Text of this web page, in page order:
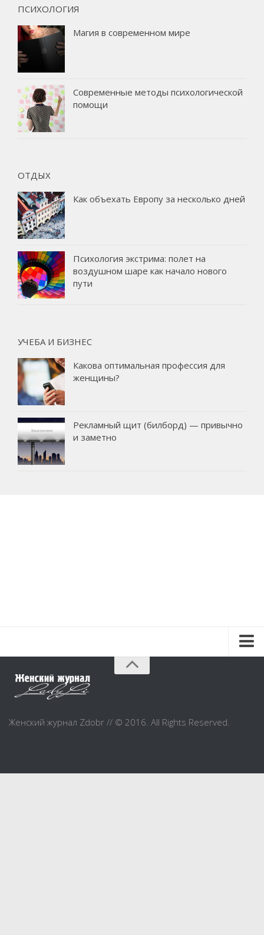
ПСИХОЛОГИЯ
Магия в современном мире
Современные методы психологической
помощи
ОТДЫХ
Как объехать Европу за несколько дней
Психология экстрима: полет на
воздушном шаре как начало нового
пути
УЧЕБА И БИЗНЕС
Какова оптимальная профессия для
женщины?
Рекламный щит (билборд) — привычно
и заметно
Красота
Мода и шоппинг
Свадьба
Женский журнал Zdobr // © 2016. All Rights Reserved.